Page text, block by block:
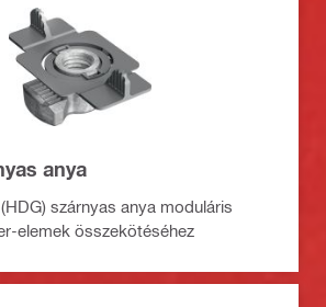
anya
szárnyas anya moduláris
elemek összekötéséhez